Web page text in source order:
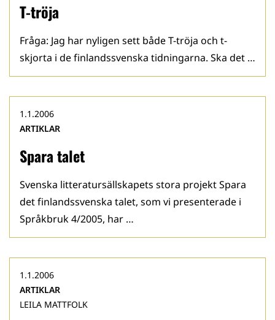
T-tröja
Fråga: Jag har nyligen sett både T-tröja och t-
skjorta i de finlandssvenska tidningarna. Ska det …
Spara talet
1.1.2006
ARTIKLAR
Svenska litteratursällskapets stora projekt Spara
det finlandssvenska talet, som vi presenterade i
Språkbruk 4/2005, har …
1.1.2006
ARTIKLAR
LEILA MATTFOLK